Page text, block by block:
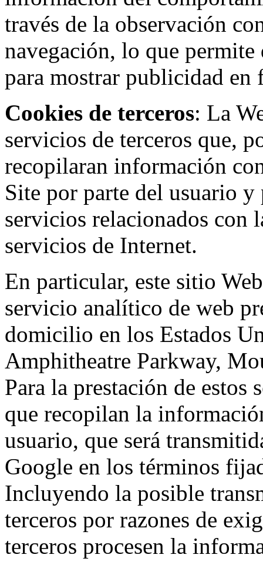
través de la observación
navegación, lo que
para mostrar publicidad
Cookies de terceros: La
servicios de terceros que,
recopilaran información
Site por parte del usuario
servicios relacionados con
servicios de Internet.
En particular, este sitio
servicio analítico de web
domicilio en los Estados
Amphitheatre Parkway,
Para la prestación de
que recopilan la
usuario, que será
Google en los términos
Incluyendo la posible
terceros por razones de
terceros procesen la